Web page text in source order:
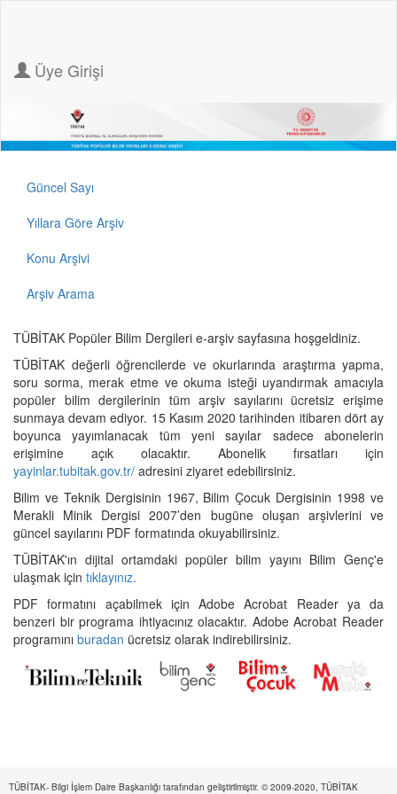
Üye Girişi
Güncel Sayı
Yıllara Göre Arşiv
Konu Arşivi
Arşiv Arama
TÜBİTAK Popüler Bilim Dergileri e-arşiv sayfasına hoşgeldiniz.
TÜBİTAK değerli öğrencilerde ve okurlarında araştırma yapma,
soru sorma, merak etme ve okuma isteği uyandırmak amacıyla
popüler bilim dergilerinin tüm arşiv sayılarını ücretsiz erişime
sunmaya devam ediyor. 15 Kasım 2020 tarihinden itibaren dört ay
boyunca yayımlanacak tüm yeni sayılar sadece abonelerin
erişimine açık olacaktır. Abonelik fırsatları için
yayinlar.tubitak.gov.tr/ adresini ziyaret edebilirsiniz.
Bilim ve Teknik Dergisinin 1967, Bilim Çocuk Dergisinin 1998 ve
Merakli Minik Dergisi 2007’den bugüne oluşan arşivlerini ve
güncel sayılarını PDF formatında okuyabilirsiniz.
TÜBİTAK'ın dijital ortamdaki popüler bilim yayını Bilim Genç'e
ulaşmak için tıklayınız.
PDF formatını açabilmek için Adobe Acrobat Reader ya da
benzeri bir programa ihtiyacınız olacaktır. Adobe Acrobat Reader
programını buradan ücretsiz olarak indirebilirsiniz.
TÜBİTAK- Bilgi İşlem Daire Başkanlığı tarafından geliştirilmiştir. © 2009-2020, TÜBİTAK